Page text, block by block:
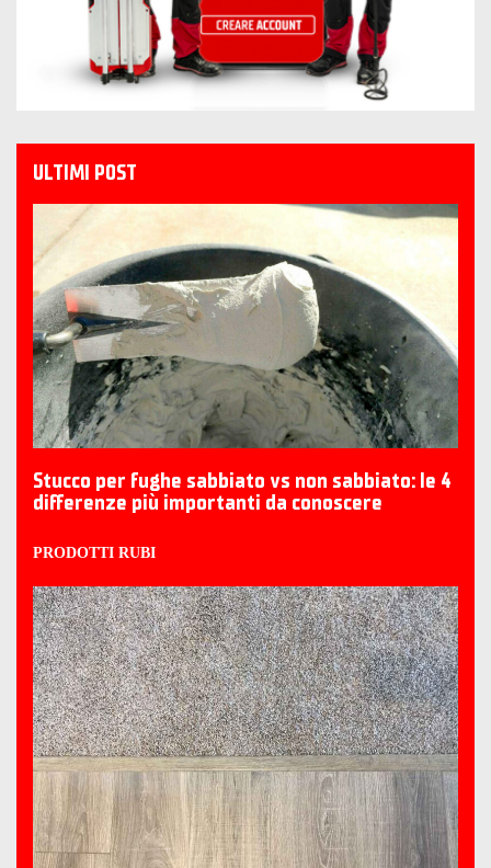
ULTIMI POST
Stucco per fughe sabbiato vs non sabbiato: le 4
differenze più importanti da conoscere
PRODOTTI RUBI